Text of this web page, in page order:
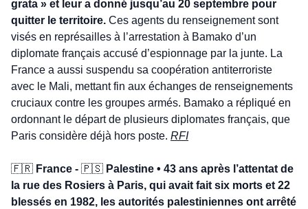
grata » et leur a donné jusqu’au 20 septembre pour
quitter le territoire. Ces agents du renseignement sont
visés en représailles à l’arrestation à Bamako d’un
diplomate français accusé d’espionnage par la junte. La
France a aussi suspendu sa coopération antiterroriste
avec le Mali, mettant fin aux échanges de renseignements
cruciaux contre les groupes armés. Bamako a répliqué en
ordonnant le départ de plusieurs diplomates français, que
Paris considère déjà hors poste. RFI
🇫🇷 France - 🇵🇸 Palestine • 43 ans après l’attentat de
la rue des Rosiers à Paris, qui avait fait six morts et 22
blessés en 1982, les autorités palestiniennes ont arrêté